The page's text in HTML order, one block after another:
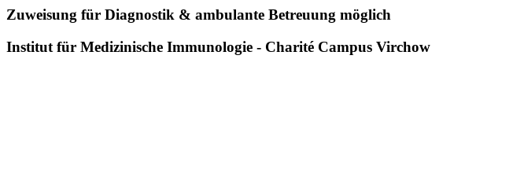
Zuweisung für Diagnostik & ambulante Betreuung möglich
Institut für Medizinische Immunologie - Charité Campus Virchow